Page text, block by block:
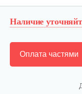
Наличие
Оплата частями